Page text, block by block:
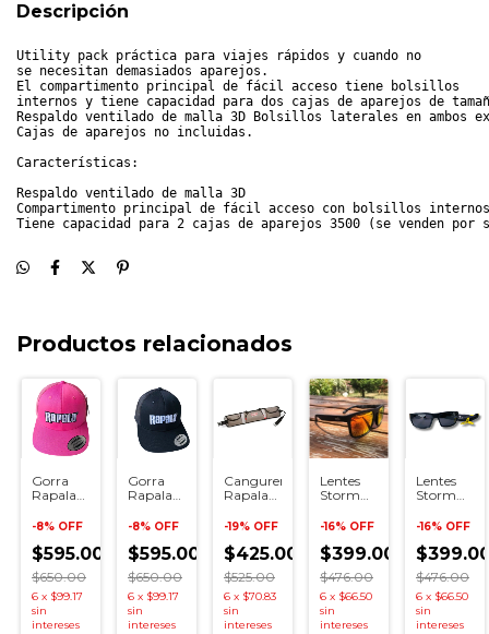
Descripción
Utility pack práctica para viajes rápidos y cuando no
se necesitan demasiados aparejos.
El compartimento principal de fácil acceso tiene bolsillos
internos y tiene capacidad para dos cajas de aparejos de
Respaldo ventilado de malla 3D Bolsillos laterales en ambos
Cajas de aparejos no incluidas.
Características:
Respaldo ventilado de malla 3D
Compartimento principal de fácil acceso con bolsillos internos
Tiene capacidad para 2 cajas de aparejos 3500 (se venden por
Productos relacionados
Gorra
Rapala
Rosa
-8% OFF
$595.00
$650.00
6 x $99.17
sin
intereses
Gorra
Rapala
Negra
-8% OFF
$595.00
$650.00
6 x $99.17
sin
intereses
Cangurera
Rapala
-19% OFF
$425.00
$525.00
6 x $70.83
sin
intereses
Lentes
Storm
Dorado
Camo
Red
-16% OFF
$399.00
$476.00
6 x $66.50
sin
intereses
Lentes
Storm
Rockfish
Green
Glass
-16% OFF
$476.00
6 x $66.50
sin
intereses